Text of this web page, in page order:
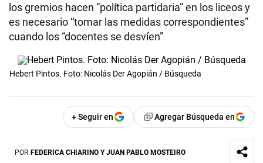
los gremios hacen “política partidaria” en los liceos y
es necesario “tomar las medidas correspondientes”
cuando los “docentes se desvíen”
Hebert Pintos. Foto: Nicolás Der Agopián / Búsqueda
+ Seguir en Agregar Búsqueda en
POR FEDERICA CHIARINO Y JUAN PABLO MOSTEIRO